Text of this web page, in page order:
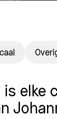
elke